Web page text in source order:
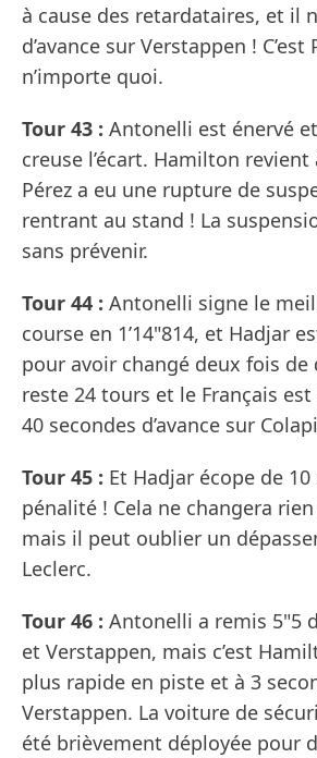
à cause des retardataires, et il
d’avance sur Verstappen !
n’importe quoi.
Tour 43 : Antonelli est énervé
creuse l’écart. Hamilton revient
Pérez a eu une rupture de
rentrant au stand ! La
sans prévenir.
Tour 44 : Antonelli signe le
course en 1’14"814, et Hadjar
pour avoir changé deux fois de
reste 24 tours et le Français
40 secondes d’avance sur
Tour 45 : Et Hadjar écope de
pénalité ! Cela ne changera
mais il peut oublier un
Leclerc.
Tour 46 : Antonelli a remis 5"5
et Verstappen, mais c’est
plus rapide en piste et à 3
Verstappen. La voiture de
été brièvement déployée pour